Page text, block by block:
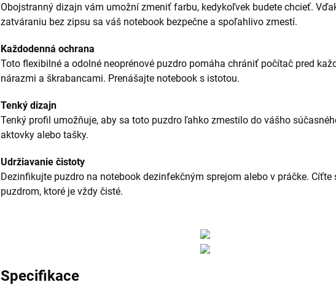
Obojstranný dizajn vám umožní zmeniť farbu, kedykoľvek budete chcieť.
zatváraniu bez zipsu sa váš notebook bezpečne a spoľahlivo zmestí.
Každodenná ochrana
Toto flexibilné a odolné neoprénové puzdro pomáha chrániť počítač pred
nárazmi a škrabancami. Prenášajte notebook s istotou.
Tenký dizajn
Tenký profil umožňuje, aby sa toto puzdro ľahko zmestilo do vášho
aktovky alebo tašky.
Udržiavanie čistoty
Dezinfikujte puzdro na notebook dezinfekčným sprejom alebo v práčke. Cíťte
puzdrom, ktoré je vždy čisté.
Specifikace